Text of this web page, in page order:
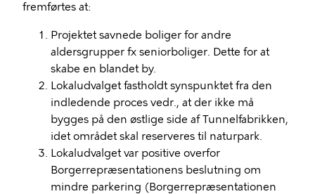
fremførtes at:
Projektet savnede boliger for andre
aldersgrupper fx seniorboliger. Dette for at
skabe en blandet by.
Lokaludvalget fastholdt synspunktet fra den
indledende proces vedr., at der ikke må
bygges på den østlige side af Tunnelfabrikken,
idet området skal reserveres til naturpark.
Lokaludvalget var positive overfor
Borgerrepræsentationens beslutning om
mindre parkering (Borgerrepræsentationen